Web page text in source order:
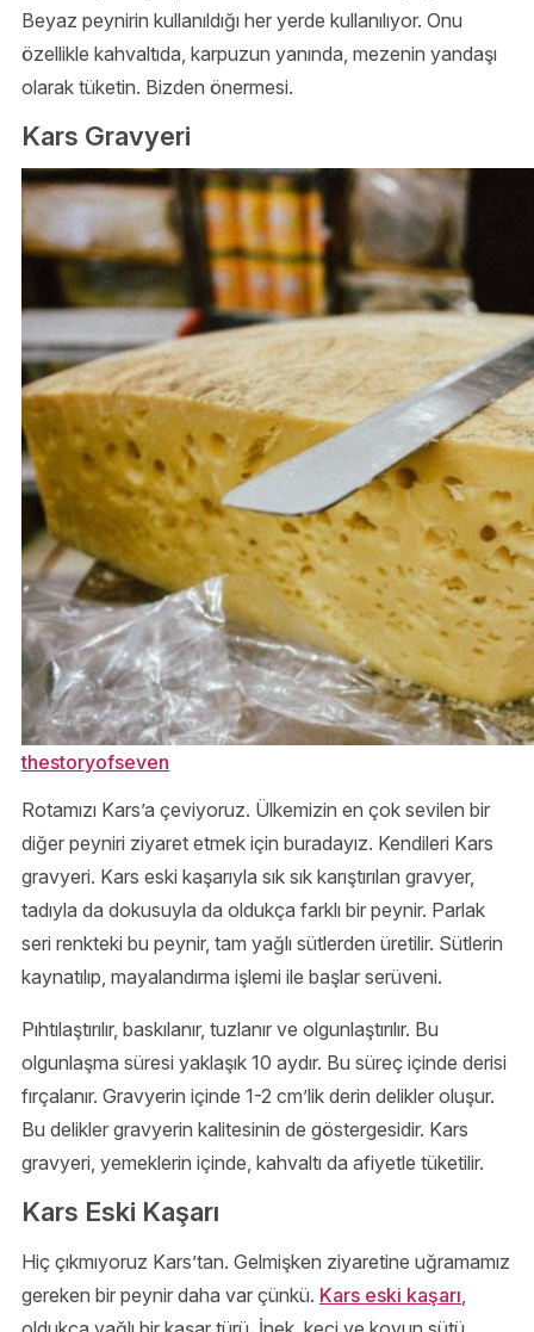
Beyaz peynirin kullanıldığı her yerde kullanılıyor. Onu
özellikle kahvaltıda, karpuzun yanında, mezenin yandaşı
olarak tüketin. Bizden önermesi.
Kars Gravyeri
thestoryofseven
Rotamızı Kars’a çeviyoruz. Ülkemizin en çok sevilen bir
diğer peyniri ziyaret etmek için buradayız. Kendileri Kars
gravyeri. Kars eski kaşarıyla sık sık karıştırılan gravyer,
tadıyla da dokusuyla da oldukça farklı bir peynir. Parlak
seri renkteki bu peynir, tam yağlı sütlerden üretilir. Sütlerin
kaynatılıp, mayalandırma işlemi ile başlar serüveni.
Pıhtılaştırılır, baskılanır, tuzlanır ve olgunlaştırılır. Bu
olgunlaşma süresi yaklaşık 10 aydır. Bu süreç içinde derisi
fırçalanır. Gravyerin içinde 1-2 cm’lik derin delikler oluşur.
Bu delikler gravyerin kalitesinin de göstergesidir. Kars
gravyeri, yemeklerin içinde, kahvaltı da afiyetle tüketilir.
Kars Eski Kaşarı
Hiç çıkmıyoruz Kars’tan. Gelmişken ziyaretine uğramamız
gereken bir peynir daha var çünkü. Kars eski kaşarı